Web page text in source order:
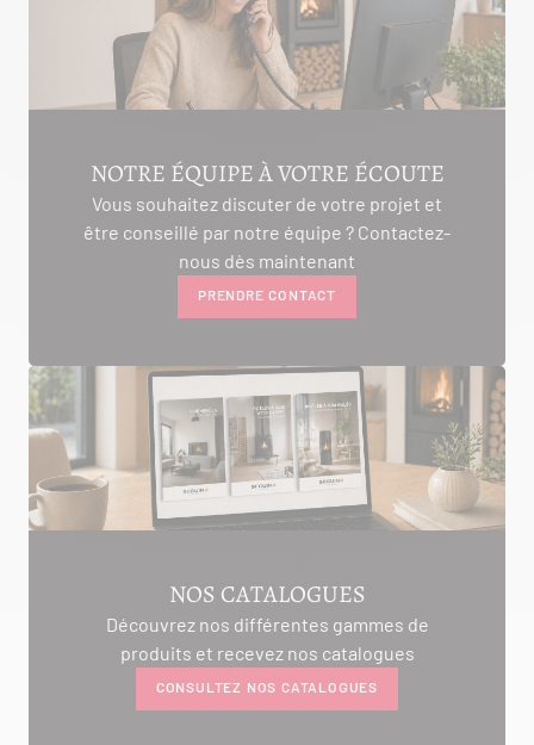
06.75.81.17.48
ALIVAL ENERGIES
7 IMPASSE DE LA NAUVE
Itinéraire
Tél :
05 53 58 69 46
Voir la fiche revendeur
VOIR LE SITE CONTACTER
AMBIANCE CHEMINEE
ROUTE DE LAUSANNE
A L'AMBOUCHI
LA CLUSE ET MIJOUX 25300
NOTRE ÉQUIPE À VOTRE ÉCOUTE
Vous souhaitez discuter de votre projet et
être conseillé par notre équipe ? Contactez-
nous dès maintenant
PRENDRE CONTACT
NOS CATALOGUES
Découvrez nos différentes gammes de
produits et recevez nos catalogues
CONSULTEZ NOS CATALOGUES